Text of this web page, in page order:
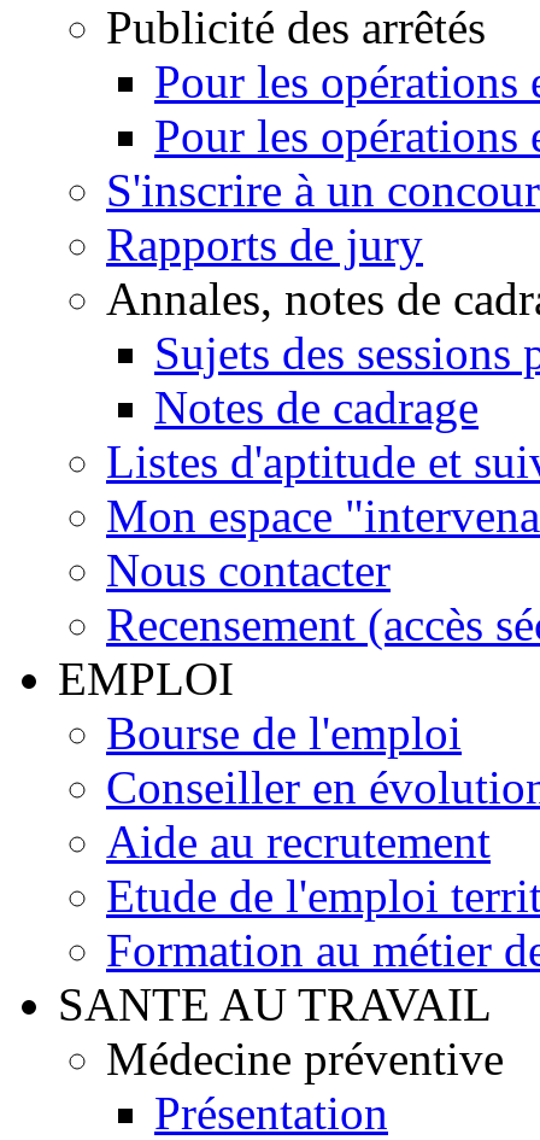
Publicité des arrêtés
Pour les opérations
Pour les opérations
S'inscrire à un
Rapports de jury
Annales, notes de
Sujets des sessions
Notes de cadrage
Listes d'aptitude et
Mon espace
Nous contacter
Recensement (accès
EMPLOI
Bourse de l'emploi
Conseiller en
Aide au recrutement
Etude de l'emploi
Formation au métier
SANTE AU TRAVAIL
Médecine préventive
Présentation